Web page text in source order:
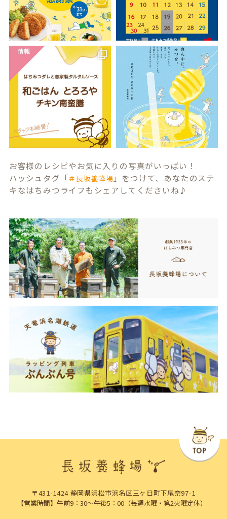
お客様のレシピやお気に入りの写真がいっぱい！
ハッシュタグ「＃長坂養蜂場 」をつけて、あなたのステ
キなはちみつライフもシェアしてくださいね♪
〒431-1424 静岡県浜松市浜名区三ヶ日町下尾奈97-1
【営業時間】午前9：30～午後5：00（毎週水曜・第2火曜定休）